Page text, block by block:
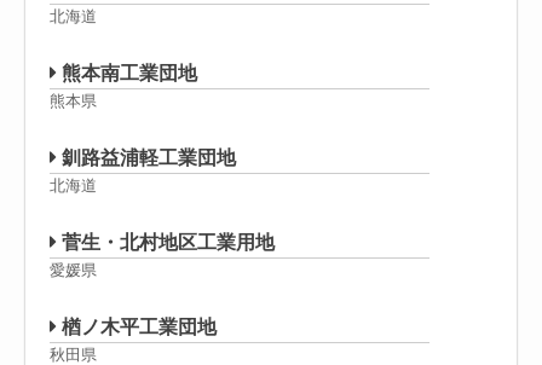
北海道
熊本南工業団地
熊本県
釧路益浦軽工業団地
北海道
菅生・北村地区工業用地
愛媛県
楢ノ木平工業団地
秋田県